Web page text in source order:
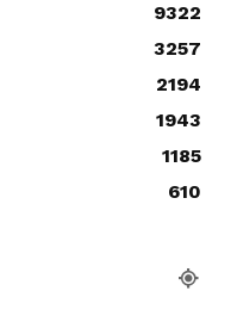
9322
3257
2194
1943
1185
610